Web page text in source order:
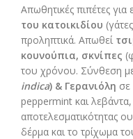
Απωθητικές πιπέτες
του κατοικιδίου
προληπτικά. Απωθεί
κουνούπια, σκνίπες
του χρόνου. Σύνθεση
indica) & Γερανιόλη σε
peppermint και
αποτελεσματικότητας
δέρμα και το τρίχωμα